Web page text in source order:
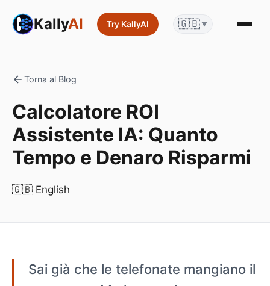
KallyAI Try KallyAI 🇬🇧 ▼
Torna al Blog
Calcolatore ROI
Assistente IA: Quanto
Tempo e Denaro Risparmi
🇬🇧 English
Sai già che le telefonate mangiano il